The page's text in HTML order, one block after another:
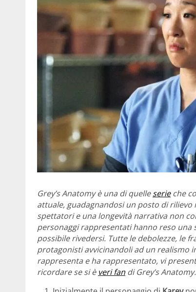
Grey’s Anatomy è una di quelleserieche
attuale, guadagnandosi un posto di
spettatori e una longevità narrativa non
personaggi rappresentati hanno reso una
possibile rivedersi. Tutte le debolezze, le
protagonisti avvicinandoli ad un realismo
rappresenta e ha rappresentato, vi
ricordare se si è veri fan di Grey’s Anatomy.